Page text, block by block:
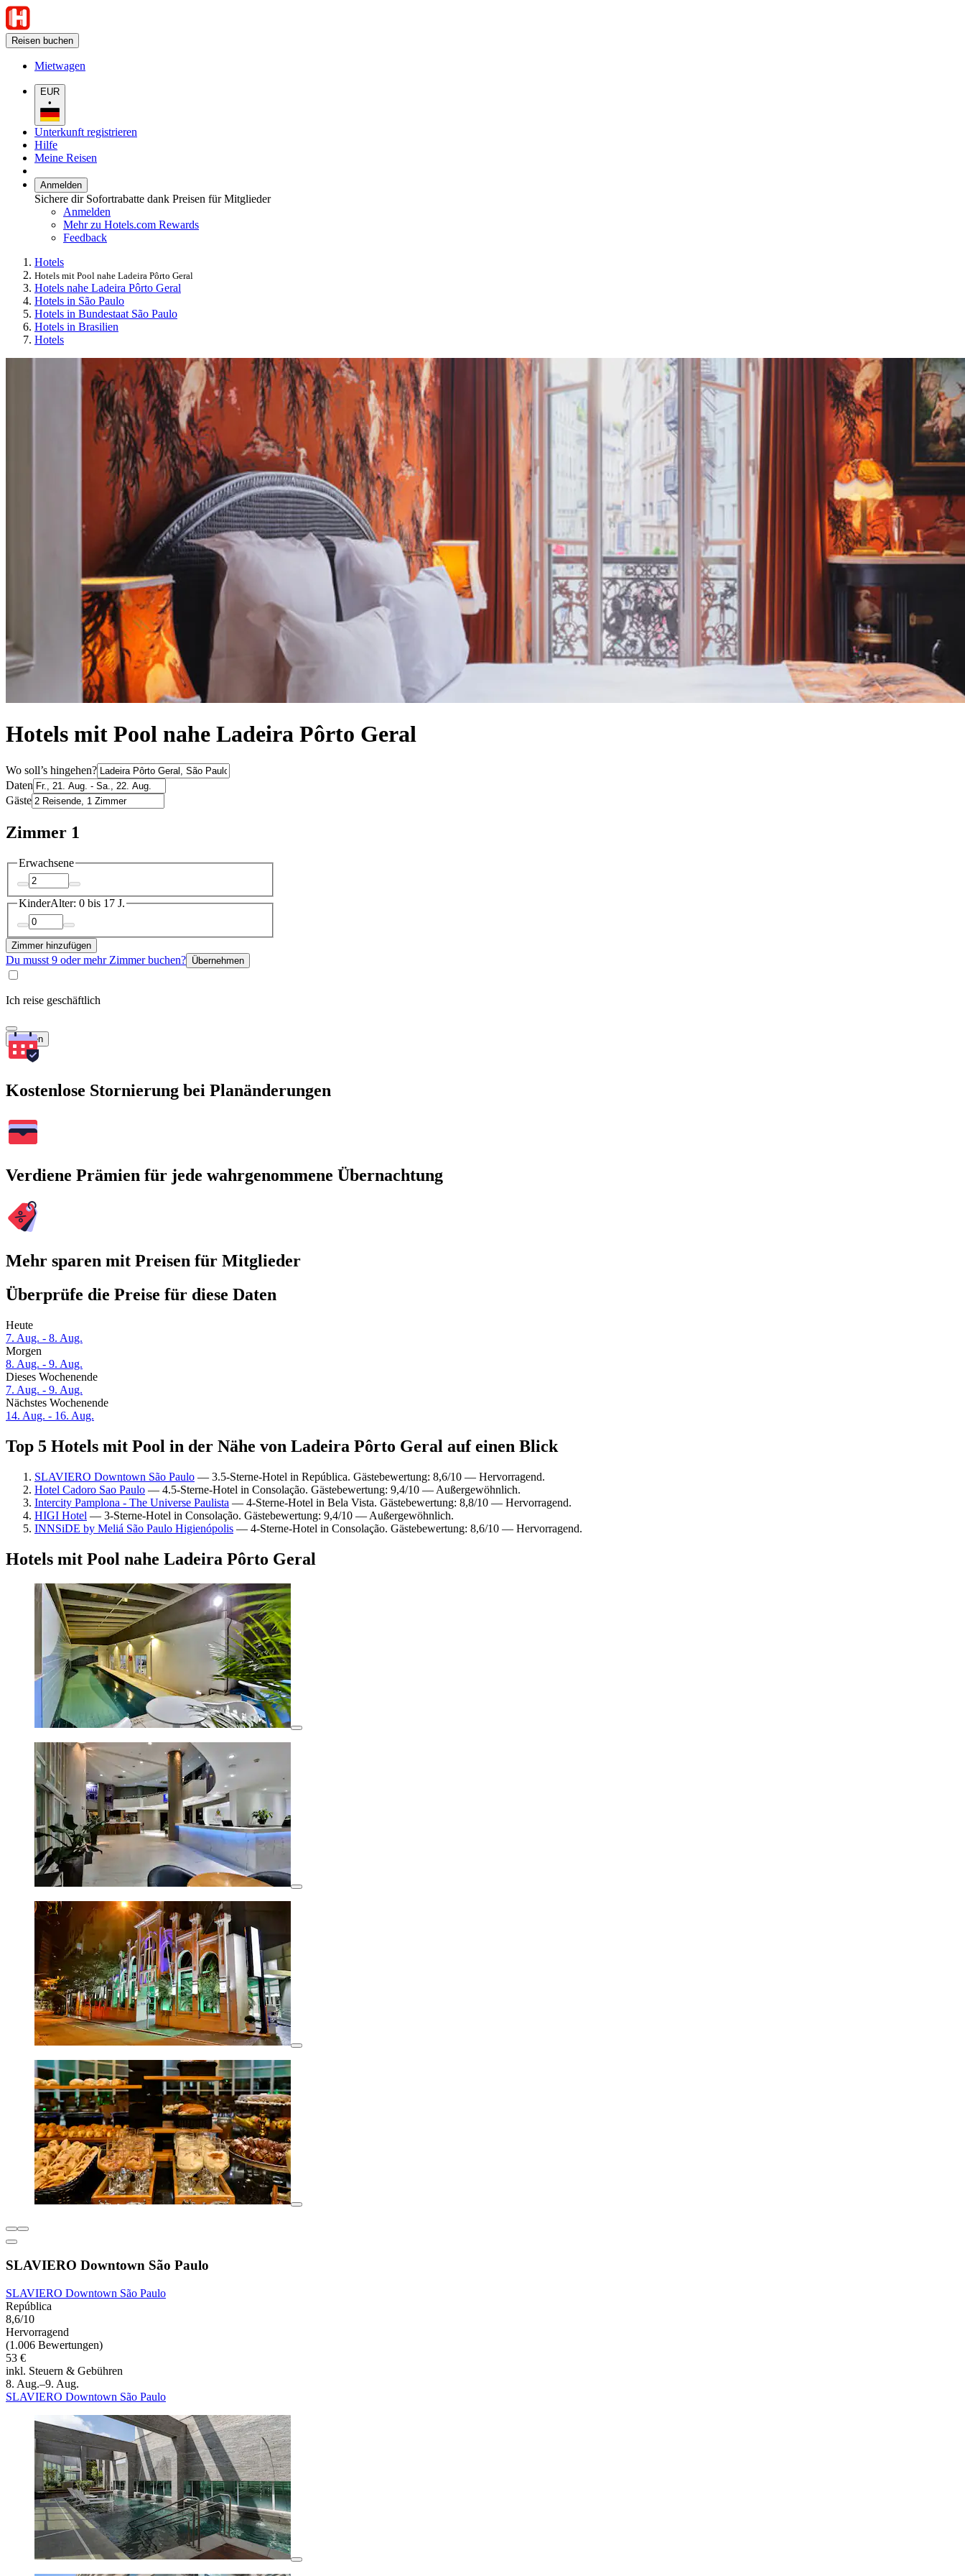
Reisen buchen
Mietwagen
EUR
•
Unterkunft registrieren
Hilfe
Meine Reisen
Anmelden
Sichere dir Sofortrabatte dank Preisen für Mitglieder
Anmelden
Mehr zu Hotels.com Rewards
Feedback
Hotels
Hotels mit Pool nahe Ladeira Pôrto Geral
Hotels nahe Ladeira Pôrto Geral
Hotels in São Paulo
Hotels in Bundestaat São Paulo
Hotels in Brasilien
Hotels
Hotels mit Pool nahe Ladeira Pôrto Geral
Wo soll’s hingehen?
Daten
Gäste
Zimmer 1
Erwachsene
KinderAlter: 0 bis 17 J.
Zimmer hinzufügen
Du musst 9 oder mehr Zimmer buchen? Übernehmen
Ich reise geschäftlich
Suchen
Kostenlose Stornierung bei Planänderungen
Verdiene Prämien für jede wahrgenommene Übernachtung
Mehr sparen mit Preisen für Mitglieder
Überprüfe die Preise für diese Daten
Heute
7. Aug. - 8. Aug.
Morgen
8. Aug. - 9. Aug.
Dieses Wochenende
7. Aug. - 9. Aug.
Nächstes Wochenende
14. Aug. - 16. Aug.
Top 5 Hotels mit Pool in der Nähe von Ladeira Pôrto Geral auf einen Blick
SLAVIERO Downtown São Paulo — 3.5-Sterne-Hotel in República. Gästebewertung: 8,6/10 — Hervorragend.
Hotel Cadoro Sao Paulo — 4.5-Sterne-Hotel in Consolação. Gästebewertung: 9,4/10 — Außergewöhnlich.
Intercity Pamplona - The Universe Paulista — 4-Sterne-Hotel in Bela Vista. Gästebewertung: 8,8/10 — Hervorragend.
HIGI Hotel — 3-Sterne-Hotel in Consolação. Gästebewertung: 9,4/10 — Außergewöhnlich.
INNSiDE by Meliá São Paulo Higienópolis — 4-Sterne-Hotel in Consolação. Gästebewertung: 8,6/10 — Hervorragend.
Hotels mit Pool nahe Ladeira Pôrto Geral
SLAVIERO Downtown São Paulo
SLAVIERO Downtown São Paulo
República
8,6/10
Hervorragend
(1.006 Bewertungen)
53 €
inkl. Steuern & Gebühren
8. Aug.–9. Aug.
SLAVIERO Downtown São Paulo